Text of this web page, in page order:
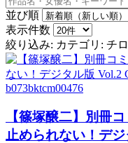
並び順
表示件数
絞り込み: カテゴリ: チ
b073bktcm00476
【篠塚醸二】別冊
止められない！デ